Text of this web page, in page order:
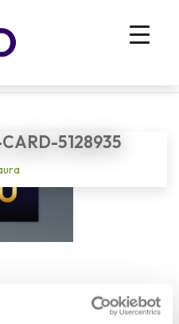
nam položaj nekdanjih CEO-jev
5128935